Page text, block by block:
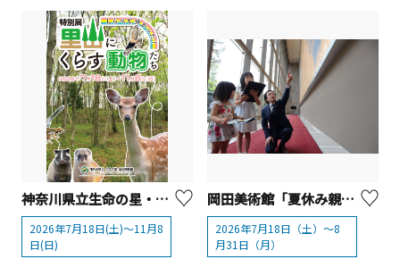
神奈川県立生命の星・地球博物館 特別展「しらべて分かった！里山にくらす動物たち」を開催！
2026年7月18日(土)～11月8
日(日)
岡田美術館「夏休み親子でアート体験」【箱根町】
2026年7月18日（土）～8
月31日（月）